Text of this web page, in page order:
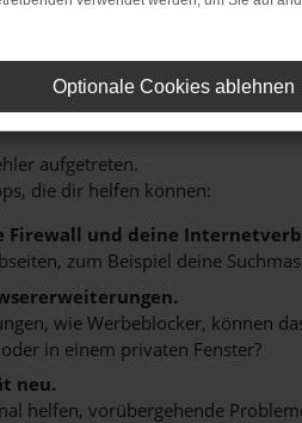
NETWORK
aufgetreten.
die dir helfen können:
Firewall und deine
zum Beispiel deine
wie Werbeblocker, können
in einem privaten Fenster?
neu.
helfen, vorübergehende
Optionale Cookies ablehnen